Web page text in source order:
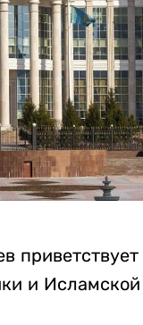
приветствует
и